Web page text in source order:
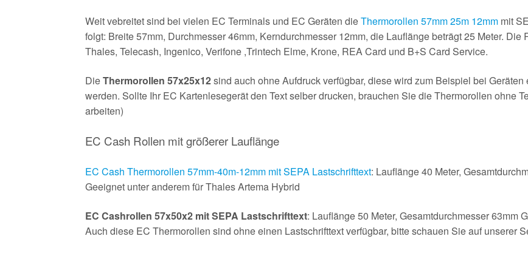
Weit vebreitet sind bei vielen EC Terminals und EC Geräten dieThermorollen 57mm 25m 12mm mit
folgt: Breite 57mm, Durchmesser 46mm, Kerndurchmesser 12mm, die Lauflänge beträgt 25 Meter.
Thales, Telecash, Ingenico, Verifone ,Trintech Elme, Krone, REA Card und B+S Card Service.
DieThermorollen 57x25x12sind auch ohne Aufdruck verfügbar, diese wird zum Beispiel bei
werden. Sollte Ihr EC Kartenlesegerät den Text selber drucken, brauchen Sie die Thermorollen ohne
arbeiten)
EC Cash Rollen mit größerer Lauflänge
EC Cash Thermorollen 57mm-40m-12mm mit SEPA Lastschrifttext: Lauflänge 40 Meter,
Geeignet unter anderem für Thales Artema Hybrid
EC Cashrollen 57x50x2 mit SEPA Lastschrifttext: Lauflänge 50 Meter, Gesamtdurchmesser 63mm
Auch diese EC Thermorollen sind ohne einen Lastschrifttext verfügbar, bitte schauen Sie auf unserer